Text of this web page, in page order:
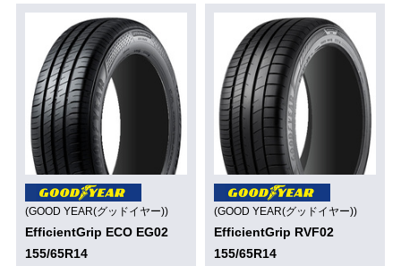
(GOOD YEAR(グッドイヤー))
EfficientGrip ECO EG02
155/65R14
(GOOD YEAR(グッドイヤー))
EfficientGrip RVF02
155/65R14